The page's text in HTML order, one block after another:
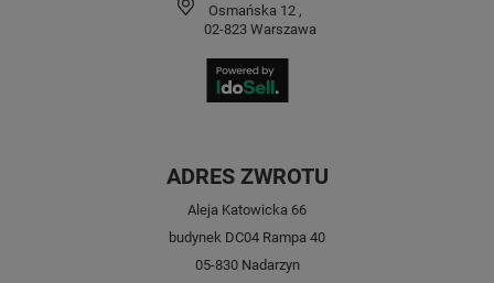
Osmańska 12 ,
02-823 Warszawa
ADRES ZWROTU
Aleja Katowicka 66
budynek DC04 Rampa 40
05-830 Nadarzyn